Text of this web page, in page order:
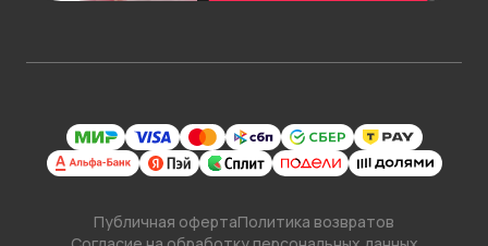
того чтобы продлить жизнь цветам, важно
поддерживать воду в вазе чистой и регулярно
менять ее.
Некоторые цветы, например, ромашки, требуют
Публичная офертаПолитика возвратов